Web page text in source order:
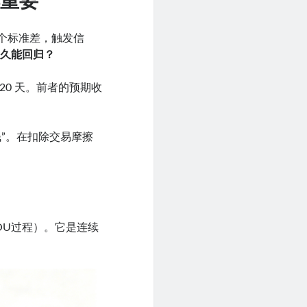
标准差，触发信
能回归？
天。前者的预期收
。在扣除交易摩擦
过程）。它是连续